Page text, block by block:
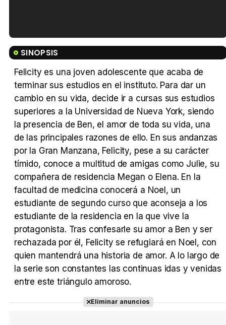
Tráiler en español de 'La isla olvidada'
Tráiler 'Vida perra' (2026)
Tráiler Oficial en VOSE 'The Audacity'
SINOPSIS
Felicity es una joven adolescente que acaba de
terminar sus estudios en el instituto. Para dar un
cambio en su vida, decide ir a cursas sus estudios
superiores a la Universidad de Nueva York, siendo
la presencia de Ben, el amor de toda su vida, una
de las principales razones de ello. En sus andanzas
por la Gran Manzana, Felicity, pese a su carácter
tímido, conoce a multitud de amigas como Julie, su
compañera de residencia Megan o Elena. En la
facultad de medicina conocerá a Noel, un
estudiante de segundo curso que aconseja a los
estudiante de la residencia en la que vive la
protagonista. Tras confesarle su amor a Ben y ser
rechazada por él, Felicity se refugiará en Noel, con
quien mantendrá una historia de amor. A lo largo de
la serie son constantes las continuas idas y venidas
entre este triángulo amoroso.
Eliminar anuncios